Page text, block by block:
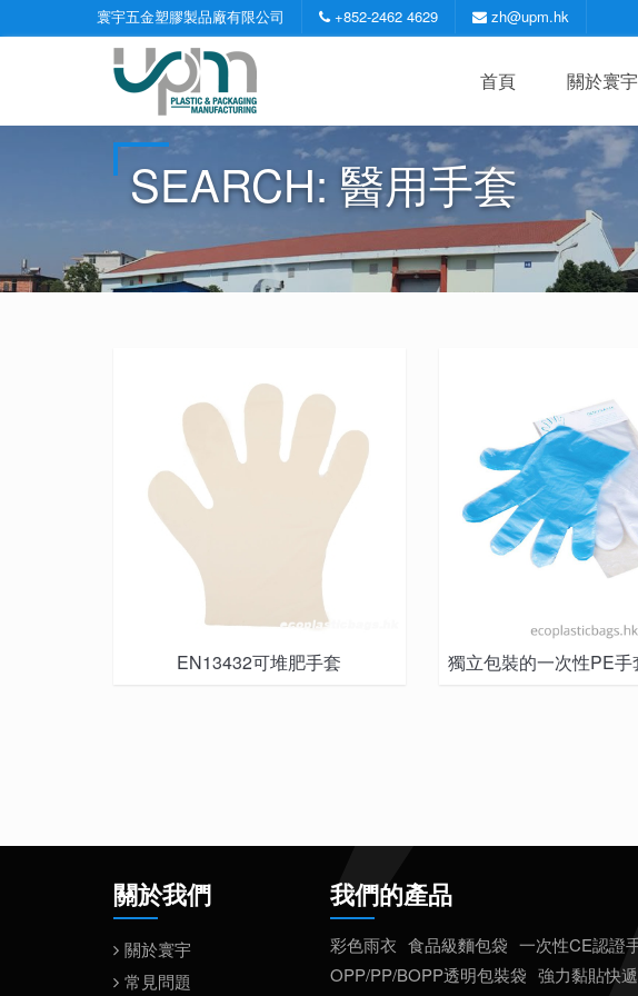
寰宇五金塑膠製品廠有限公司 +852-2462 4629 zh@upm.hk
首頁 關於寰宇
SEARCH: 醫用手套
EN13432可堆肥手套 獨立包裝的一次性PE手
關於我們
關於寰宇
常見問題
我們的產品
彩色雨衣 食品級麵包袋 一次性CE認證
OPP/PP/BOPP透明包裝袋 強力黏貼快